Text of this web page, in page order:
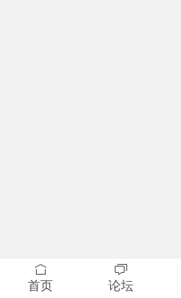
首页 论坛